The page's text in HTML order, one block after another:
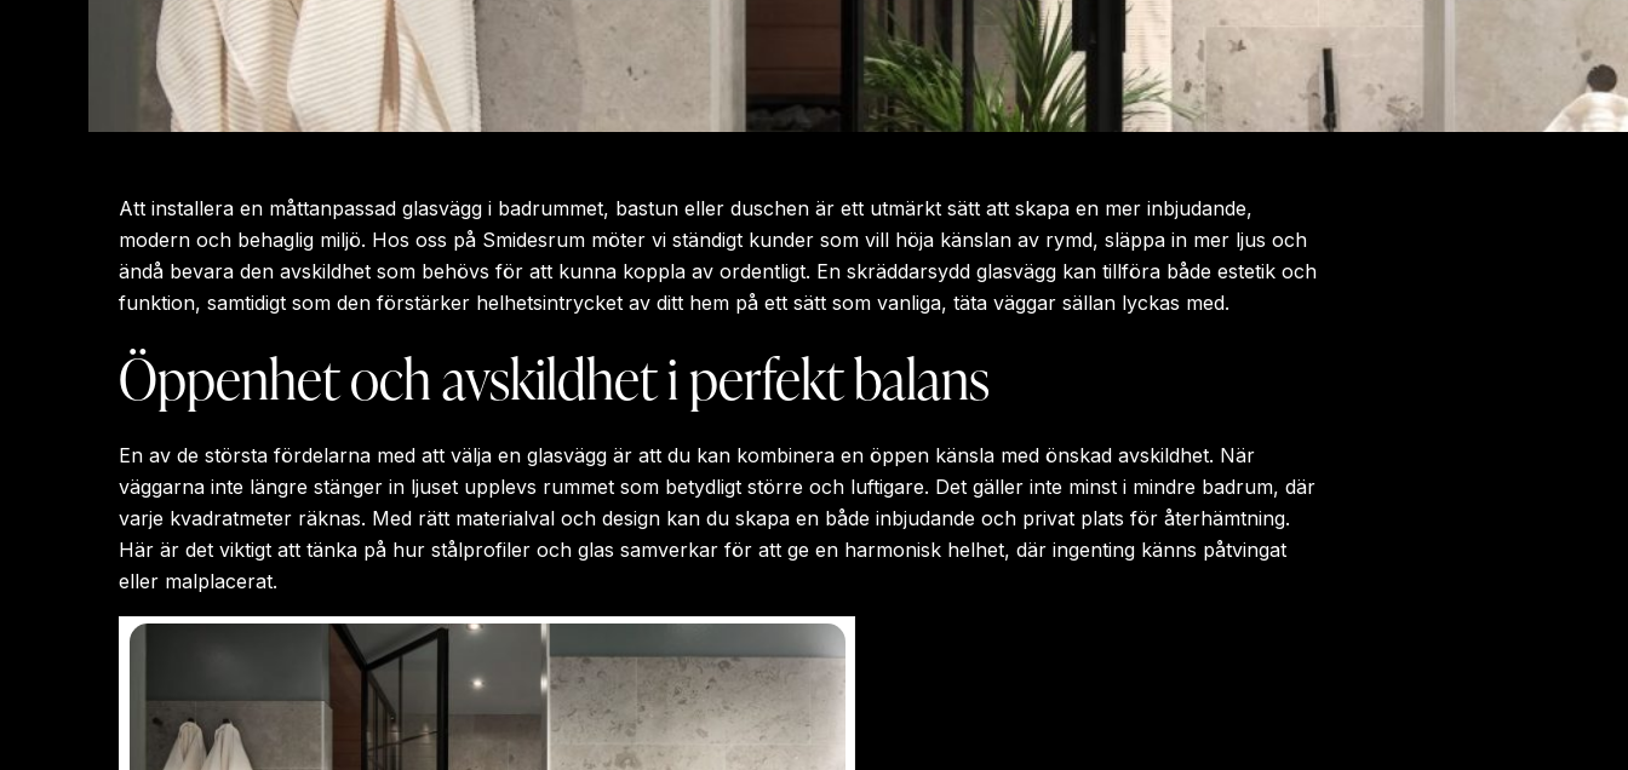
Att installera en måttanpassad glasvägg i badrummet, bastun eller duschen är ett utmärkt sätt att skapa en mer inbjudande,
modern och behaglig miljö. Hos oss på Smidesrum möter vi ständigt kunder som vill höja känslan av rymd, släppa in mer ljus och
ändå bevara den avskildhet som behövs för att kunna koppla av ordentligt. En skräddarsydd glasvägg kan tillföra både estetik och
funktion, samtidigt som den förstärker helhetsintrycket av ditt hem på ett sätt som vanliga, täta väggar sällan lyckas med.
Öppenhet och avskildhet i perfekt balans
En av de största fördelarna med att välja en glasvägg är att du kan kombinera en öppen känsla med önskad avskildhet. När
väggarna inte längre stänger in ljuset upplevs rummet som betydligt större och luftigare. Det gäller inte minst i mindre badrum, där
varje kvadratmeter räknas. Med rätt materialval och design kan du skapa en både inbjudande och privat plats för återhämtning.
Här är det viktigt att tänka på hur stålprofiler och glas samverkar för att ge en harmonisk helhet, där ingenting känns påtvingat
eller malplacerat.